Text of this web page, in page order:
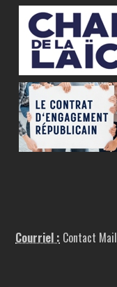
Courriel : Contact Mail